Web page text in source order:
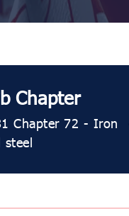
Chapter
Chapter 72 - Iron
steel